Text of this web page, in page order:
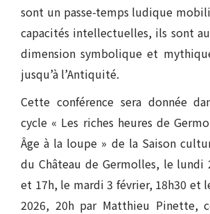
sont un passe-temps ludique
capacités intellectuelles, ils sont
dimension symbolique et
jusqu’à l’Antiquité.
Cette conférence sera donnée
cycle « Les riches heures de
Âge à la loupe » de la Saison
du Château de Germolles, le lundi
et 17h, le mardi 3 février, 18h30 et
2026, 20h par Matthieu Pinette,